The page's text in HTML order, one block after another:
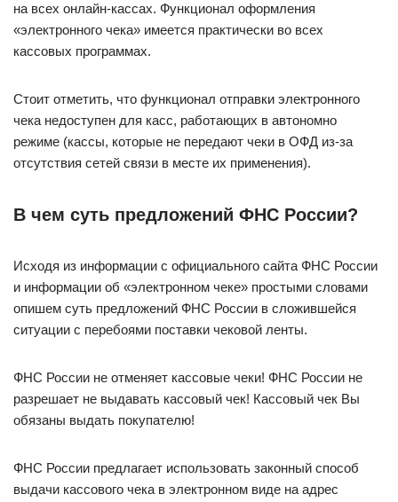
на всех онлайн-кассах. Функционал оформления
«электронного чека» имеется практически во всех
кассовых программах.
Стоит отметить, что функционал отправки электронного
чека недоступен для касс, работающих в автономно
режиме (кассы, которые не передают чеки в ОФД из-за
отсутствия сетей связи в месте их применения).
В чем суть предложений ФНС России?
Исходя из информации с официального сайта ФНС России
и информации об «электронном чеке» простыми словами
опишем суть предложений ФНС России в сложившейся
ситуации с перебоями поставки чековой ленты.
ФНС России не отменяет кассовые чеки! ФНС России не
разрешает не выдавать кассовый чек! Кассовый чек Вы
обязаны выдать покупателю!
ФНС России предлагает использовать законный способ
выдачи кассового чека в электронном виде на адрес